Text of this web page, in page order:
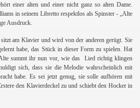
einer alten und einer nicht ganz so alten Dame.
in seinem Libretto respektlos als Spinster - „Alte
Ausdruck.
am Klavier und wird von der anderen gerügt. Sie
habe, das Stück in dieser Form zu spielen. Hat
summt ihr nun vor, wie das
Lied richtig klingen
sich, dass sie die Melodie wahrscheinlich mit
habe. Es sei jetzt genug, sie solle aufhören mit
den Klavierdeckel zu und schiebt den Hocker in